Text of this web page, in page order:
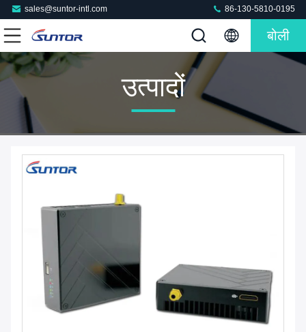
sales@suntor-intl.com 86-130-5810-0195
बोली
उत्पादों